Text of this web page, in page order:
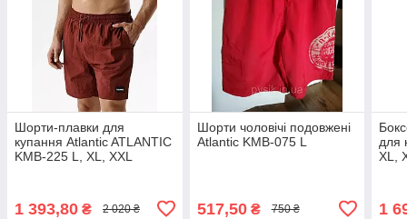
Шорти-плавки для
купання Atlantic ATLANTIC
KMB-225 L, XL, XXL
1 393,80 ₴ 2 020 ₴
Шорти чоловічі подовжені
Atlantic KMB-075 L
517,50₴ 750 ₴
для
XL,
1